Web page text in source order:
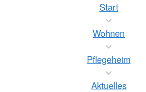
Start
Wohnen
Pflegeheim
Aktuelles